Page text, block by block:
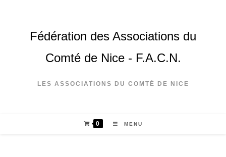
Fédération des Associations du
Comté de Nice - F.A.C.N.
LES ASSOCIATIONS DU COMTÉ DE NICE
0 MENU